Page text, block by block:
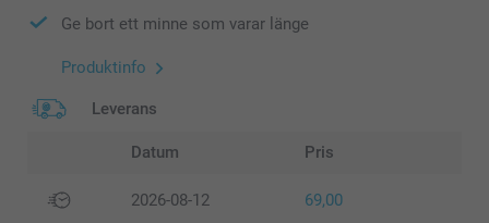
Ge bort ett minne som varar länge
Produktinfo
Leverans
Datum Pris
2026-08-12 69,00